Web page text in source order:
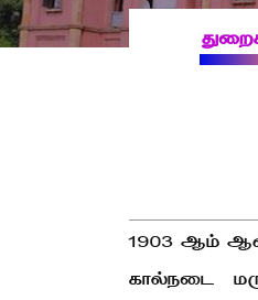
1903 ஆம்
கால்நடை